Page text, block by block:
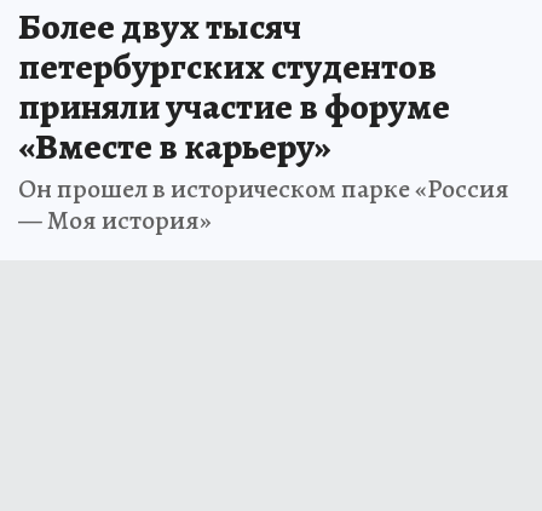
Более двух тысяч
петербургских студентов
приняли участие в форуме
«Вместе в карьеру»
Он прошел в историческом парке «Россия
— Моя история»